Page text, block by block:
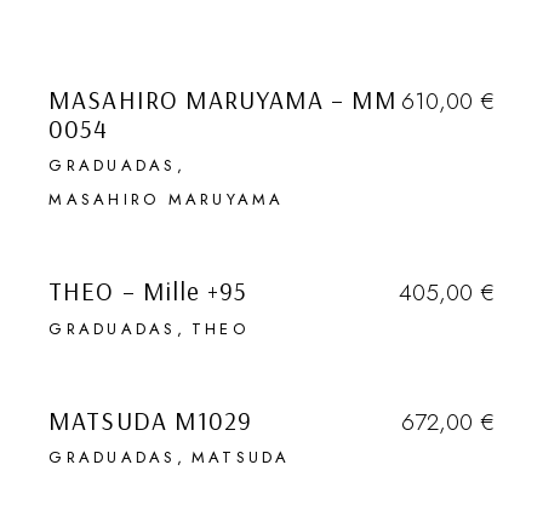
MASAHIRO MARUYAMA – MM
0054
GRADUADAS
MASAHIRO MARUYAMA
610,00 €
THEO – Mille +95
GRADUADAS THEO
405,00 €
MATSUDA M1029
GRADUADAS MATSUDA
672,00 €
HABLAMOS (1 VEZ AL MES) DE
DESCUBRIMIENTOS EN GENERAL,
ADORAMOS Y DE EVENTOS DE
TODO TIPO. TAMBIÉN DE GAFAS.
nosotros …